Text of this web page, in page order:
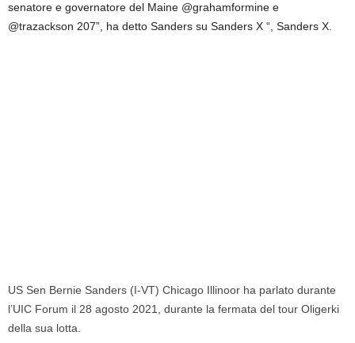
senatore e governatore del Maine @grahamformine e
@trazackson 207”, ha detto Sanders su Sanders X “, Sanders X.
US Sen Bernie Sanders (I-VT) Chicago Illinoor ha parlato durante
l’UIC Forum il 28 agosto 2021, durante la fermata del tour Oligerki
della sua lotta.